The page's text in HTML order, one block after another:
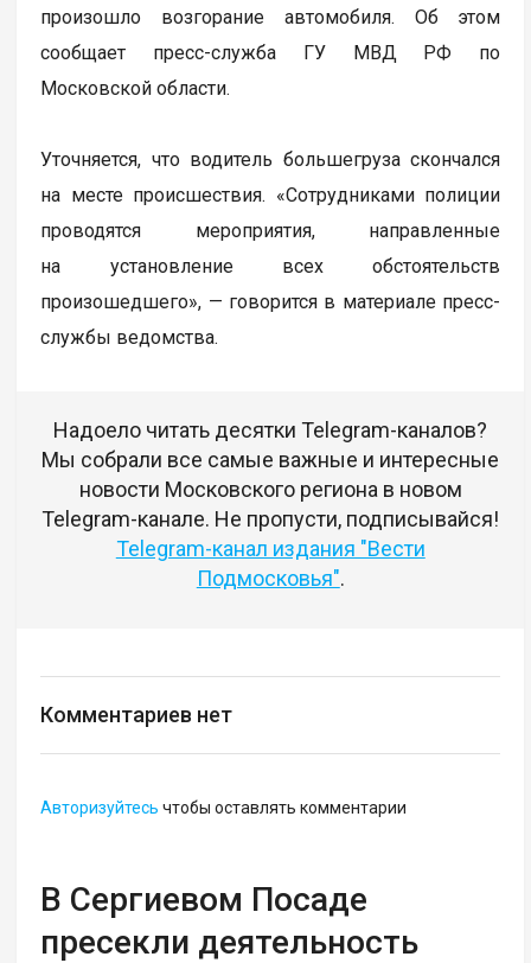
произошло возгорание автомобиля. Об этом
сообщает пресс-служба ГУ МВД РФ по
Московской области.
Уточняется, что водитель большегруза скончался
на месте происшествия. «Сотрудниками полиции
проводятся мероприятия, направленные
на установление всех обстоятельств
произошедшего», — говорится в материале пресс-
службы ведомства.
Надоело читать десятки Telegram-каналов?
Мы собрали все самые важные и интересные
новости Московского региона в новом
Telegram-канале. Не пропусти, подписывайся!
Telegram-канал издания "Вести
Подмосковья".
Комментариев нет
Авторизуйтесь чтобы оставлять комментарии
В Сергиевом Посаде
пресекли деятельность